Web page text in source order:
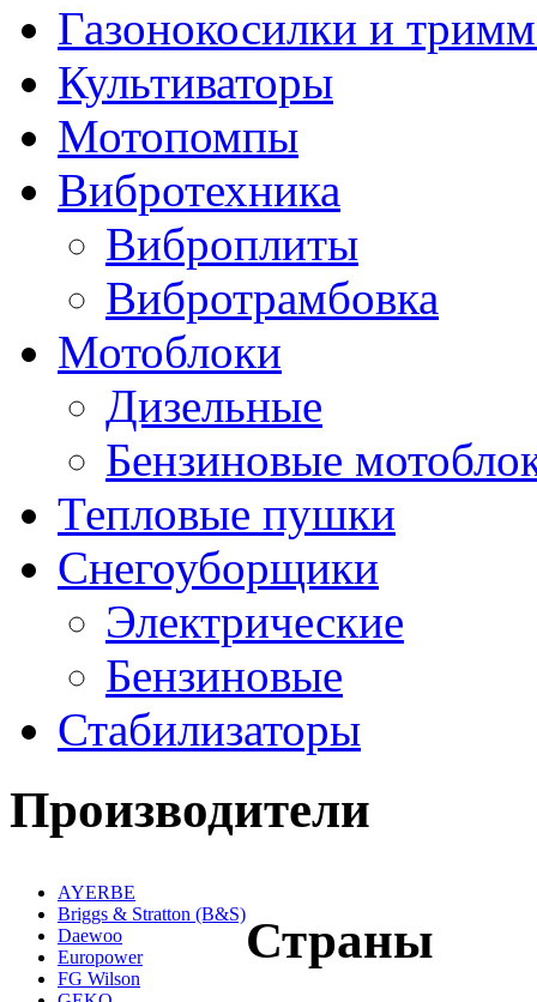
Газонокосилки и
Культиваторы
Мотопомпы
Вибротехника
Виброплиты
Вибротрамбовка
Мотоблоки
Дизельные
Бензиновые
Тепловые пушки
Снегоуборщики
Электрические
Бензиновые
Стабилизаторы
Производители
AYERBE
Briggs & Stratton (B&S)
Daewoo
Europower
FG Wilson
Страны